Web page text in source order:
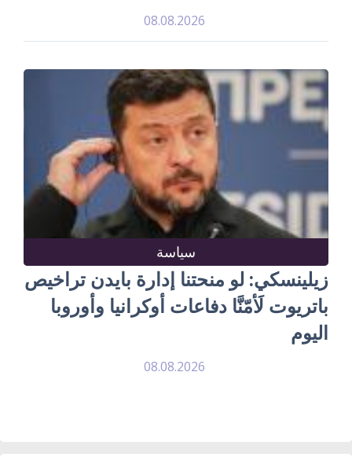
08.08.2026
سياسة
زيلينسكي: لو منحتنا إدارة بايدن تراخيص
باتريوت لَأمّنَّا دفاعات أوكرانيا وأوروبا
اليوم
08.08.2026